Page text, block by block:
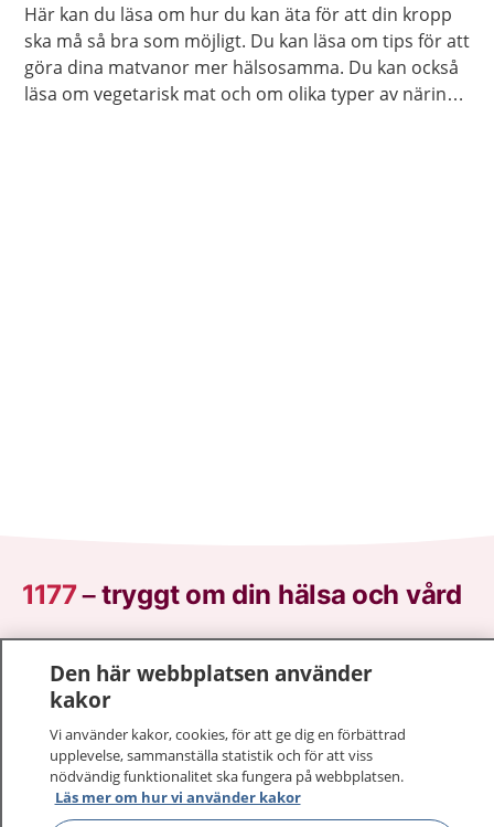
Här kan du läsa om hur du kan äta för att din kropp
ska må så bra som möjligt. Du kan läsa om tips för att
göra dina matvanor mer hälsosamma. Du kan också
läsa om vegetarisk mat och om olika typer av näring
1177–tryggt om din hälsa och vård
På 1177.se får du råd om hälsa och information om
sjukdomar och vilka mottagningar du kan kontakta.
Logga in för att läsa din journal och göra dina
vårdärenden. Ring telefonnummer 1177 för
sjukvårdsrådgivning dygnet runt.
1177 ger dig råd när du vill må bättre.
Den här webbplatsen använder
kakor
Vi använder kakor, cookies, för att ge dig en förbättrad
upplevelse, sammanställa statistik och för att viss
nödvändig funktionalitet ska fungera på webbplatsen.
Läs mer om hur vi använder kakor